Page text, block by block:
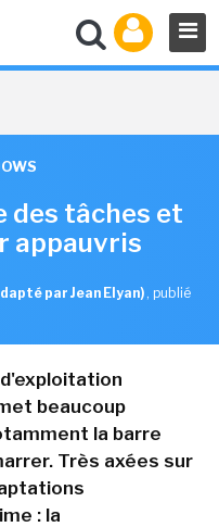
des tâches et
appauvris
par Jean Elyan) , publié
beaucoup
la barre
Très axées sur
: la